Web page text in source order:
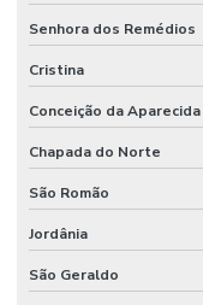
Senhora dos Remédios
Cristina
Conceição da Aparecida
Chapada do Norte
São Romão
Jordânia
São Geraldo